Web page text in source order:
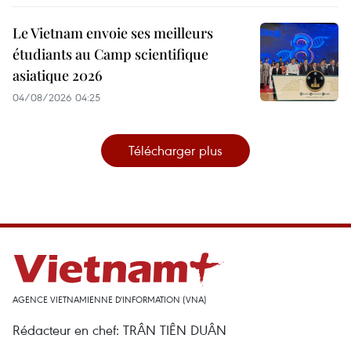
Le Vietnam envoie ses meilleurs
étudiants au Camp scientifique
asiatique 2026
04/08/2026 04:25
Télécharger plus
AGENCE VIETNAMIENNE D'INFORMATION (VNA)
Rédacteur en chef: TRÂN TIÊN DUÂN